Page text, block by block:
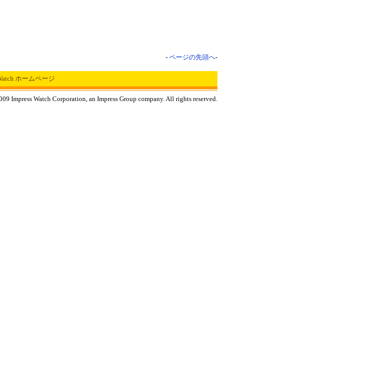
- ページの先頭へ-
ホームページ
Impress Watch Corporation, an Impress Group company. All rights reserved.